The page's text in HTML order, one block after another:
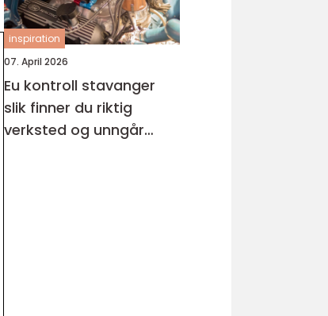
inspiration
07. April 2026
Eu kontroll stavanger
slik finner du riktig
verksted og unngår